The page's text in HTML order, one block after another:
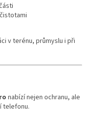
v terénu, průmyslu i při
nabízí nejen ochranu, ale
telefonu.